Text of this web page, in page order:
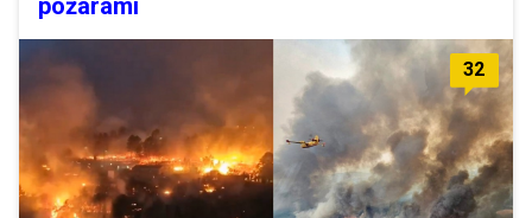
32